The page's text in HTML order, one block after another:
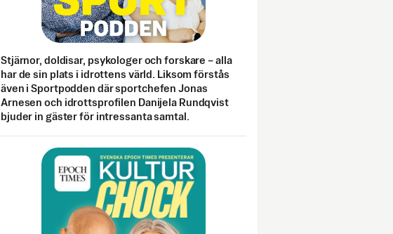
Stjärnor, doldisar, psykologer och forskare – alla
har de sin plats i idrottens värld. Liksom förstås
även i Sportpodden där sportchefen Jonas
Arnesen och idrottsprofilen Danijela Rundqvist
bjuder in gäster för intressanta samtal.